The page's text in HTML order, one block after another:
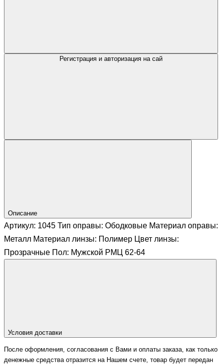
Регистрация и авторизация на сай
Описание
Артикул: 1045 Тип оправы: Ободковые Материал оправы:
Металл Материал линзы: Полимер Цвет линзы:
Прозрачные Пол: Мужской РМЦ 62-64
Условия доставки
После оформления, согласования с Вами и оплаты заказа, как только
денежные средства отразится на Нашем счете, товар будет передан